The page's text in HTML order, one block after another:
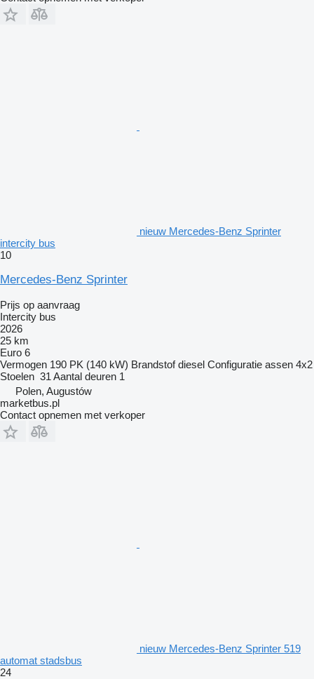
nieuw Mercedes-Benz Sprinter
intercity bus
10
Mercedes-Benz Sprinter
Prijs op aanvraag
Intercity bus
2026
25 km
Euro 6
Vermogen 190 PK (140 kW) Brandstof diesel Configuratie assen 4x2
Stoelen 31 Aantal deuren 1
Polen, Augustów
marketbus.pl
Contact opnemen met verkoper
nieuw Mercedes-Benz Sprinter 519
automat stadsbus
24